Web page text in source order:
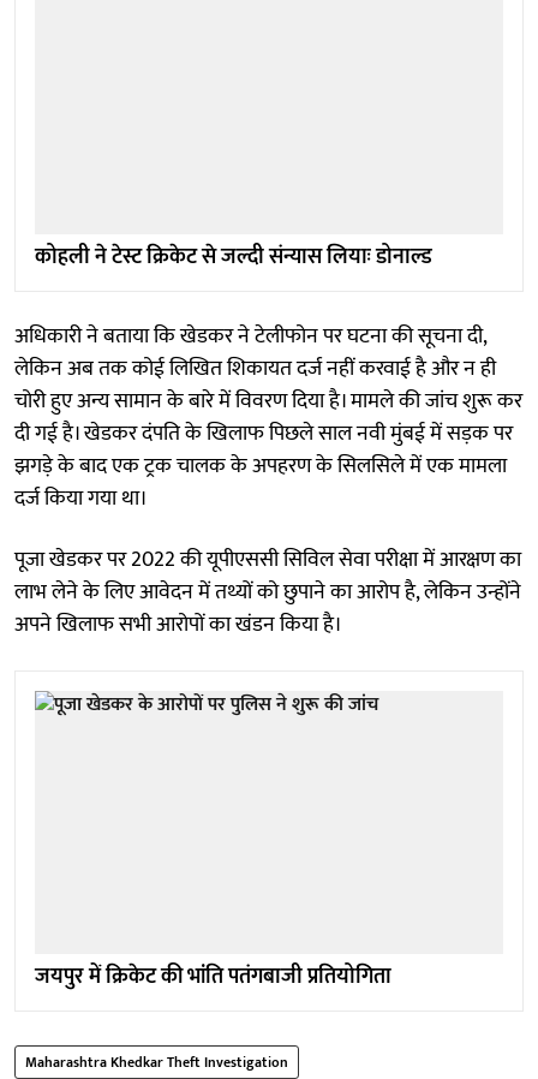
कोहली ने टेस्ट क्रिकेट से जल्दी संन्यास लियाः डोनाल्ड
अधिकारी ने बताया कि खेडकर ने टेलीफोन पर घटना की सूचना दी,
लेकिन अब तक कोई लिखित शिकायत दर्ज नहीं करवाई है और न ही
चोरी हुए अन्य सामान के बारे में विवरण दिया है। मामले की जांच शुरू कर
दी गई है। खेडकर दंपति के खिलाफ पिछले साल नवी मुंबई में सड़क पर
झगड़े के बाद एक ट्रक चालक के अपहरण के सिलसिले में एक मामला
दर्ज किया गया था।
पूजा खेडकर पर 2022 की यूपीएससी सिविल सेवा परीक्षा में आरक्षण का
लाभ लेने के लिए आवेदन में तथ्यों को छुपाने का आरोप है, लेकिन उन्होंने
अपने खिलाफ सभी आरोपों का खंडन किया है।
जयपुर में क्रिकेट की भांति पतंगबाजी प्रतियोगिता
Maharashtra Khedkar Theft Investigation